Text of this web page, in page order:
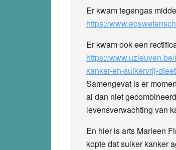
Er kwam tegengas
https://
Er kwam ook een
https://
kanker-en-suikervrij-dieet
Samengevat is er
al dan niet
levensverwachting van
En hier is arts Marleen
kopte dat suiker kanker